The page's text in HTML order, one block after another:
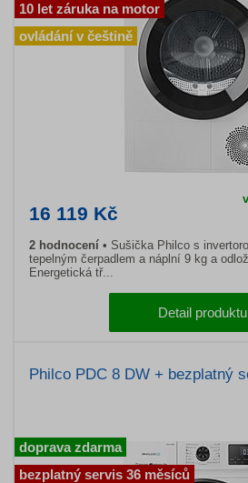
16 119 Kč
2 hodnocení
Sušička Philco s
tepelným čerpadlem a náplní 9 kg a
Energetická tř...
Detail produktu
10 let záruka na motor
ovládání v češtině
Philco PDC 8 DW + bezplatný
doprava zdarma
bezplatný servis 36 měsíců